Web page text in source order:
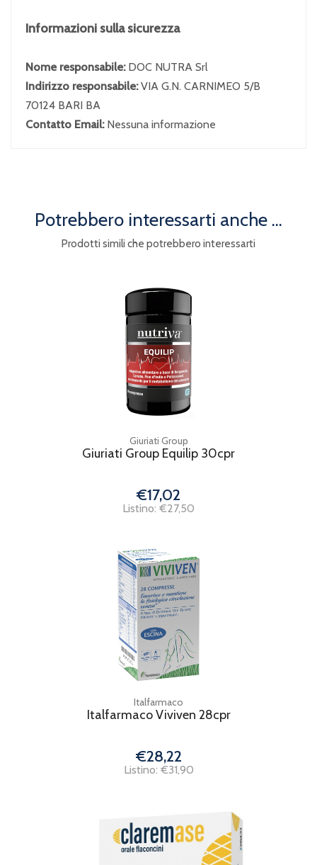
Informazioni sulla sicurezza
Nome responsabile: DOC NUTRA Srl
Indirizzo responsabile:VIA G.N. CARNIMEO 5/B
70124 BARI BA
Contatto Email: Nessuna informazione
Potrebbero interessarti anche ...
Prodotti simili che potrebbero interessarti
Giuriati Group
Giuriati Group Equilip 30cpr
€17,02
Listino: €27,50
Italfarmaco
Italfarmaco Viviven 28cpr
€28,22
Listino: €31,90